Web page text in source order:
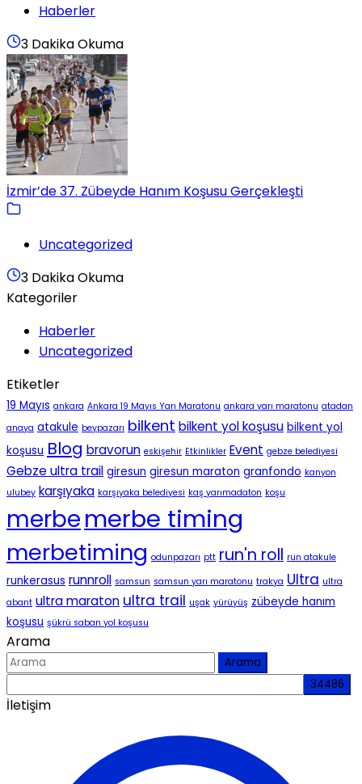
Haberler
3 Dakika Okuma
İzmir’de 37. Zübeyde Hanım Koşusu Gerçekleşti
Uncategorized
3 Dakika Okuma
Kategoriler
Haberler
Uncategorized
Etiketler
19 Mayıs ankara Ankara 19 Mayıs Yarı Maratonu ankara yarı maratonu atadan
anaya atakule beypazarı bilkent bilkent yol koşusu bilkent yol
koşusu Blog bravorun eskişehir Etkinlikler Event gebze belediyesi
Gebze ultra trail giresun giresun maraton granfondo kanyon
ulubey karşıyaka karşıyaka belediyesi kaş yarımadaton koşu
merbemerbe timing
merbetiming odunpazarı ptt run'n roll run atakule
runkerasus runnroll samsun samsun yarı maratonu trakya Ultra ultra
abant ultra maraton ultra trail uşak yürüyüş zübeyde hanım
koşusu şükrü saban yol koşusu
Arama
Arama
İletişim